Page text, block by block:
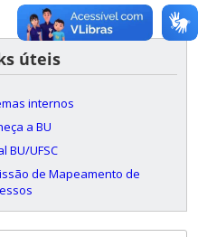
úteis
internos
a BU
BU/UFSC
de Mapeamento de